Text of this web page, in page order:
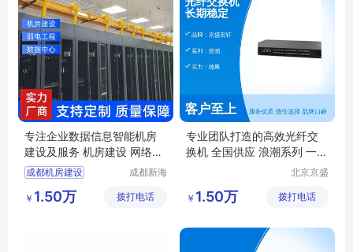
专注企业数据信息智能机房
建设及服务 机房建设 网络机
柜
成都机房建设
成都机房
成都新海
限公司
￥ 1.50万 拨打电话
专业团队打造的高效光纤交
换机 全国供应 浪潮系列 一对
北京京盛
有限公司
￥ 1.50万 拨打电话